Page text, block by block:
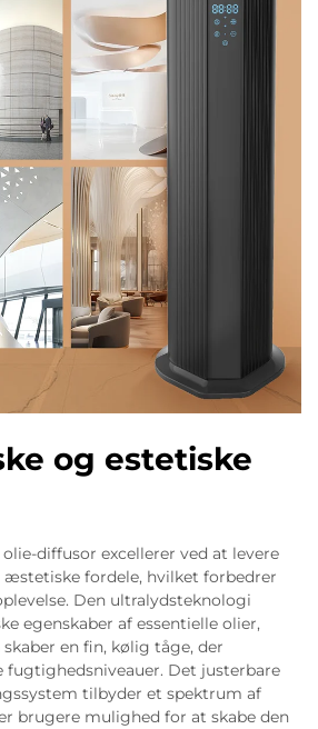
og estetiske
diffusor excellerer ved at levere
æstetiske fordele, hvilket forbedrer
Den ultralydsteknologi
egenskaber af essentielle olier,
en fin, kølig tåge, der
Det justerbare
tilbyder et spektrum af
brugere mulighed for at skabe den